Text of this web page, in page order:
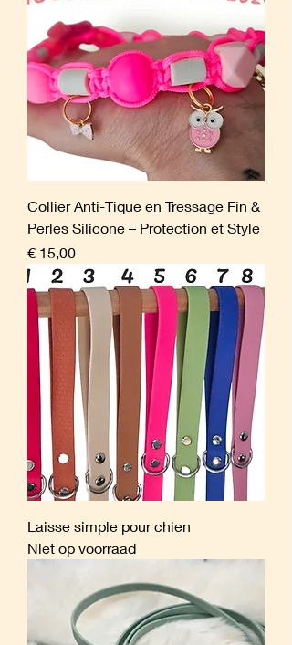
Collier Anti-Tique en Tressage Fin &
Perles Silicone – Protection et Style
Prijs
€ 15,00
Laisse simple pour chien
Niet op voorraad